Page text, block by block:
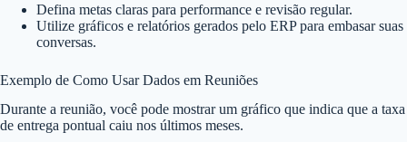
Defina metas claras para performance e revisão regular.
Utilize gráficos e relatórios gerados pelo ERP para embasar suas
conversas.
Exemplo de Como Usar Dados em Reuniões
Durante a reunião, você pode mostrar um gráfico que indica que a taxa
de entrega pontual caiu nos últimos meses.